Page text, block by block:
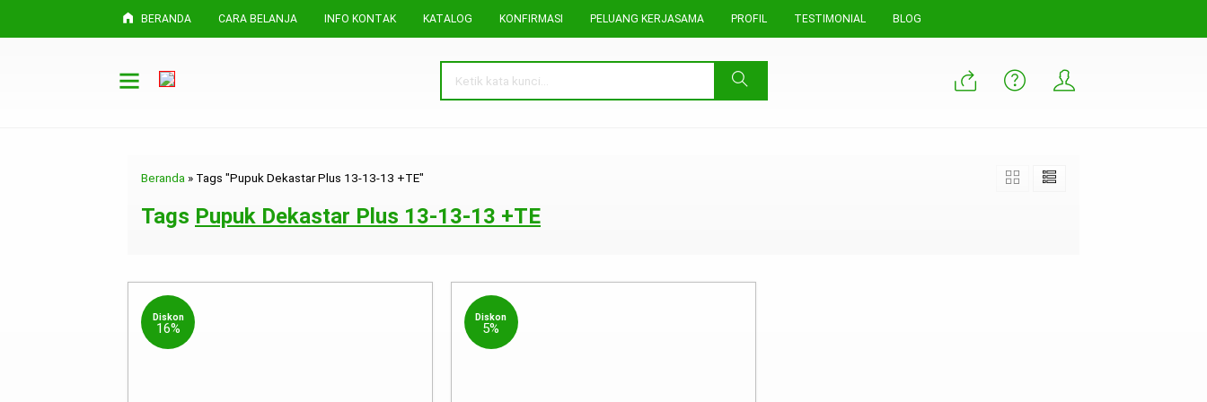
BERANDA CARA BELANJA INFO KONTAK KATALOG KONFIRMASI PELUANG KERJASAMA PROFIL TESTIMONIAL BLOG
Beranda » Tags "Pupuk Dekastar Plus 13-13-13 +TE"
Tags Pupuk Dekastar Plus 13-13-13 +TE
Diskon
16%
Diskon
5%